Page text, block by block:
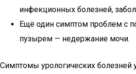
инфекционных болезней,
Ещё один симптом проблем с
пузырем — недержание мочи.
Симптомы урологических болезней